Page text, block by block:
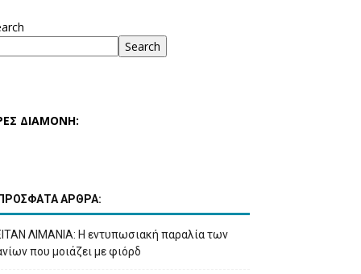
Search
ΔΙΑΜΟΝΗ:
ΠΡΟΣΦΑΤΑ ΑΡΘΡΑ:
ΛΙΜΑΝΙΑ: Η εντυπωσιακή παραλία των
που μοιάζει με φιόρδ